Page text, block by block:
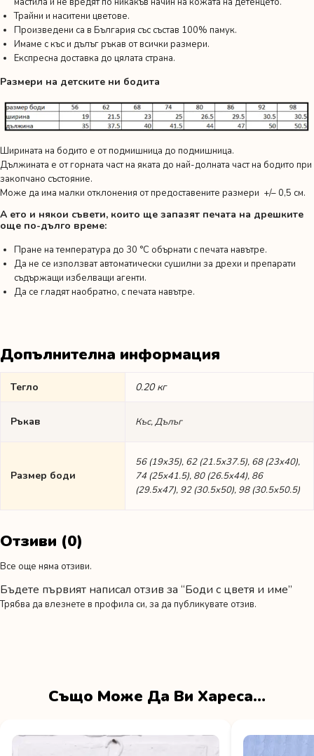
Трайни и наситени цветове.
Произведени са в България със състав 100% памук.
Имаме с къс и дълъг ръкав от всички размери.
Експресна доставка до цялата страна.
Размери на детските ни бодита
Ширината на бодито е от подмишница до подмишница.
Дължината е от горната част на яката до най-долната част на бодито при
закопчано състояние.
Може да има малки отклонения от предоставените размери +/– 0,5 см.
А ето и някои съвети, които ще запазят печата на дрешките
още по-дълго време:
Пране на температура до 30 °C обърнати с печата навътре.
Да не се използват автоматически сушилни за дрехи и препарати
съдържащи избелващи агенти.
Да се гладят наобратно, с печата навътре.
Допълнителна информация
Тегло 0.20 кг
Ръкав Къс, Дълъг
Размер боди
56 (19х35), 62 (21.5х37.5), 68 (23х40),
74 (25х41.5), 80 (26.5х44), 86
(29.5х47), 92 (30.5х50), 98 (30.5х50.5)
Отзиви (0)
Все още няма отзиви.
Бъдете първият написал отзив за “Боди с цветя и име”
Трябва да влезнете в профила си, за да публикувате отзив.
Също Може Да Ви Хареса…